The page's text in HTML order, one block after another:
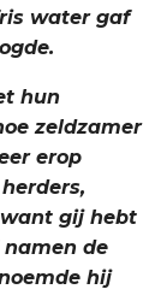
water gaf
hun
zeldzamer
erop
gij hebt
namen de
hij